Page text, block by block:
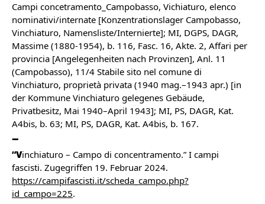
Campi concetramento_Campobasso, Vichiaturo, elenco
nominativi/internate [Konzentrationslager Campobasso,
Vinchiaturo, Namensliste/Internierte]; MI, DGPS, DAGR,
Massime (1880-1954), b. 116, Fasc. 16, Akte. 2, Affari per
provincia [Angelegenheiten nach Provinzen], Anl. 11
(Campobasso), 11/4 Stabile sito nel comune di
Vinchiaturo, proprietà privata (1940 mag.–1943 apr.) [in
der Kommune Vinchiaturo gelegenes Gebäude,
Privatbesitz, Mai 1940–April 1943]; MI, PS, DAGR, Kat.
A4bis, b. 63; MI, PS, DAGR, Kat. A4bis, b. 167.
“Vinchiaturo – Campo di concentramento.” I campi
fascisti. Zugegriffen 19. Februar 2024.
https://campifascisti.it/scheda_campo.php?
id_campo=225.